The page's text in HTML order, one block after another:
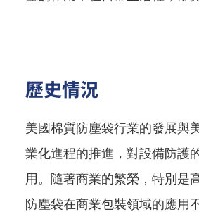
歷史情況
美國棉質防塵袋行業的發展與
業化進程的推進，對設備防護
用。隨著商業的繁榮，特別是
防塵袋在商業包裝領域的應用